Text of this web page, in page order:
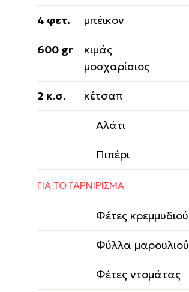
4 φετ. μπέικον
600 gr
κιμάς
μοσχαρίσιος
2 κ.σ. κέτσαπ
Αλάτι
Πιπέρι
ΓΙΑ ΤΟ ΓΑΡΝΙΡΙΣΜΑ
Φέτες κρεμμυδιού
Φύλλα μαρουλιού
Φέτες ντομάτας